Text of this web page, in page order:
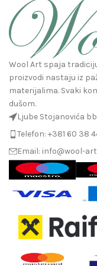
Wool Art spaja
proizvodi nastaju iz
materijalima. Svaki
dušom.
Ljube Stojanovića
Telefon: +381 60 38
Email: info@wool-